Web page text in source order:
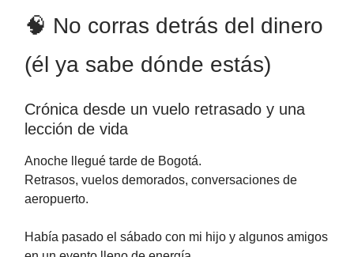
🧠 No corras detrás del dinero
(él ya sabe dónde estás)
Crónica desde un vuelo retrasado y una
lección de vida
Anoche llegué tarde de Bogotá.
Retrasos, vuelos demorados, conversaciones de
aeropuerto.
Había pasado el sábado con mi hijo y algunos amigos